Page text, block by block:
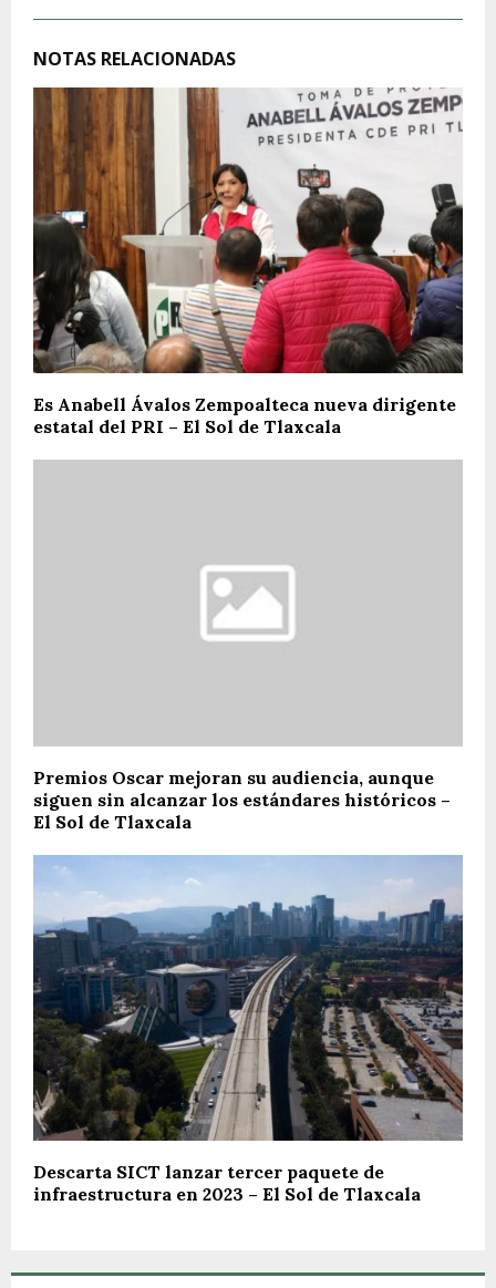
NOTAS RELACIONADAS
Es Anabell Ávalos Zempoalteca nueva dirigente
estatal del PRI – El Sol de Tlaxcala
Premios Oscar mejoran su audiencia, aunque
siguen sin alcanzar los estándares históricos –
El Sol de Tlaxcala
Descarta SICT lanzar tercer paquete de
infraestructura en 2023 – El Sol de Tlaxcala